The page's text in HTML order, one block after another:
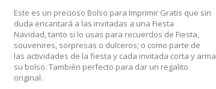
flores,
imprimibles,
primavera,
recuerditos,
sorpresas,
souvenirs,
Z50
Este es un precioso Bolso para Imprimir Gratis que sin
duda encantará a las invitadas a una Fiesta
Navidad, tanto si lo usas para recuerdos de Fiesta,
souvenires, sorpresas o dulceros; o como parte de
las actividades de la fiesta y cada invitada corta y arma
su bolso. También perfecto para dar un regalito
original.